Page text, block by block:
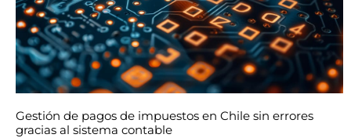
Gestión de pagos de impuestos en Chile sin errores
gracias al sistema contable